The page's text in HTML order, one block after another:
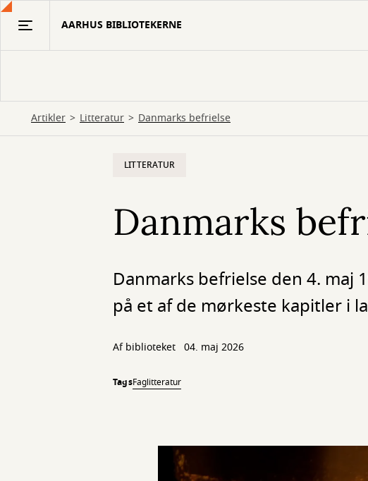
Gå
AARHUS BIBLIOTEKERNE
Artikler Litteratur Danmarks befrielse
LITTERATUR
Danmarks
Danmarks befrielse den 4.
på et af de mørkeste kapitler i
Af biblioteket 04. maj 2026
TagsFaglitteratur